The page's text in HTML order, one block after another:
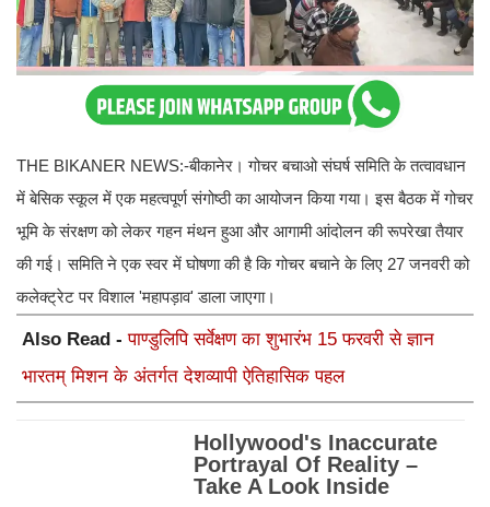
THE BIKANER NEWS:-बीकानेर। गोचर बचाओ संघर्ष समिति के तत्वावधान
में बेसिक स्कूल में एक महत्वपूर्ण संगोष्ठी का आयोजन किया गया। इस बैठक में गोचर
भूमि के संरक्षण को लेकर गहन मंथन हुआ और आगामी आंदोलन की रूपरेखा तैयार
की गई। समिति ने एक स्वर में घोषणा की है कि गोचर बचाने के लिए 27 जनवरी को
कलेक्ट्रेट पर विशाल 'महापड़ाव' डाला जाएगा।
Also Read -पाण्डुलिपि सर्वेक्षण का शुभारंभ 15 फरवरी से ज्ञान
भारतम् मिशन के अंतर्गत देशव्यापी ऐतिहासिक पहल